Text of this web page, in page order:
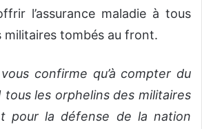
l’assurance maladie à tous
militaires tombés au front.
confirme qu’à compter du
les orphelins des militaires
pour la défense de la nation